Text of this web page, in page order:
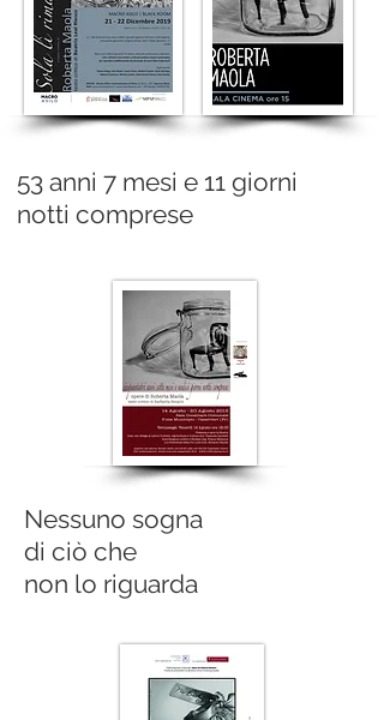
53 anni 7 mesi e 11 giorni
notti comprese
Nessuno sogna
di ciò che
non lo riguarda